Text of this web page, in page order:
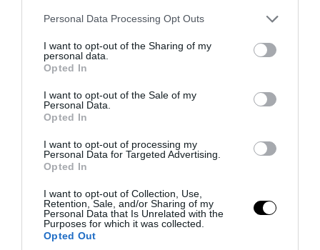
Please note that this website/app uses one or more Google
not limited to your visit or usage behaviour. You may click to
grant or deny consent to Google and its third-party tags to
use your data for below specified purposes in below Google
consent section.
Personal Data Processing Opt Outs
I want to opt-out of the Sharing of my
personal data.
Opted In
I want to opt-out of the Sale of my
Personal Data.
Opted In
I want to opt-out of processing my
Personal Data for Targeted Advertising.
Opted In
I want to opt-out of Collection, Use,
Retention, Sale, and/or Sharing of my
Personal Data that Is Unrelated with the
Purposes for which it was collected.
Opted Out
Βίντεο: Αρκούδα έκανε… βουτιά σε
γλιτώσει από τον καύσωνα